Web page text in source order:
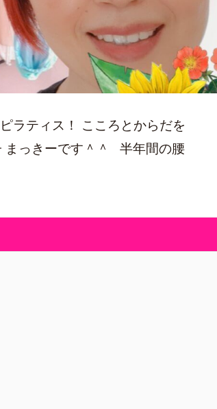
ラティス！ こころとからだを
まっきーです＾＾ 半年間の腰